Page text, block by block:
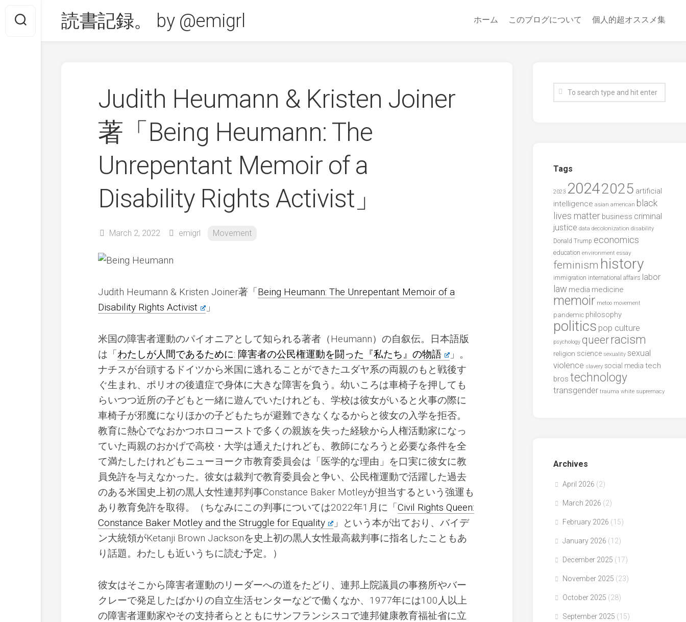
content
読書記録。 by @emigrl ホーム このブログについて 個人的超オススメ集
Judith Heumann & Kristen Joiner
著「Being Heumann: The
Unrepentant Memoir of a
Disability Rights Activist」
March 2, 2022 emigrl Movement
Judith Heumann & Kristen Joiner著「Being Heumann: The Unrepentant Memoir of a
Disability Rights Activist
」
米国の障害者運動のパイオニアとして知られる著者（Heumann）の自叙伝。日本語版
は「わたしが人間であるために: 障害者の公民権運動を闘った『私たち』の物語
」。
ナチスが台頭するドイツから米国に逃れることができたユダヤ系の両親のもと戦後す
ぐ生まれ、ポリオの後遺症で身体に大きな障害を負う。幼いころは車椅子を押しても
らいつつ近所の子どもと一緒に遊んでいたけれども、学校は彼女がいると火事の際に
車椅子が邪魔になりほかの子どもたちが避難できなくなるからと彼女の入学を拒否。
教育に熱心でなおかつホロコーストで多くの親族を失った経験から人権活動家になっ
ていた両親のおかげで高校・大学は通えたけれども、教師になろうと必要な条件を全
て満たしたけれどもニューヨーク市教育委員会は「医学的な理由」を口実に彼女に教
員免許を与えなかった。彼女は裁判で教育委員会と争い、公民権運動で活躍した過去
のある米国史上初の黒人女性連邦判事Constance Baker Motleyが担当するという強運も
あり教育免許を取得。（ちなみにこの判事については2022年1月に「Civil Rights Queen:
Constance Baker Motley and the Struggle for Equality
」という本が出ており、バイデ
ン大統領がKetanji Brown Jacksonを史上初の黒人女性最高裁判事に指名したこともあ
り話題。わたしも近いうちに読む予定。）
彼女はそこから障害者運動のリーダーへの道をたどり、連邦上院議員の事務所やバー
クレーで発足したばかりの自立生活センターなどで働くなか、1977年には100人以上
の障害者運動家やその支持者らとともにサンフランシスコで連邦健康教育福祉省に立
Tags
2023 20242025 artificial
intelligence asian american black
lives matter business criminal
justice data decolonization disability
Donald Trump economics
education environment essay
feminism history
immigration international affairs labor
law media medicine
memoir metoo movement
pandemic philosophy
politics pop culture
psychology queerracism
religion science sexuality sexual
violence slavery social media tech
bros technology
transgender trauma white supremacy
Archives
April 2026 (2)
March 2026 (2)
February 2026 (15)
January 2026 (12)
December 2025 (17)
November 2025 (23)
October 2025 (28)
September 2025 (15)